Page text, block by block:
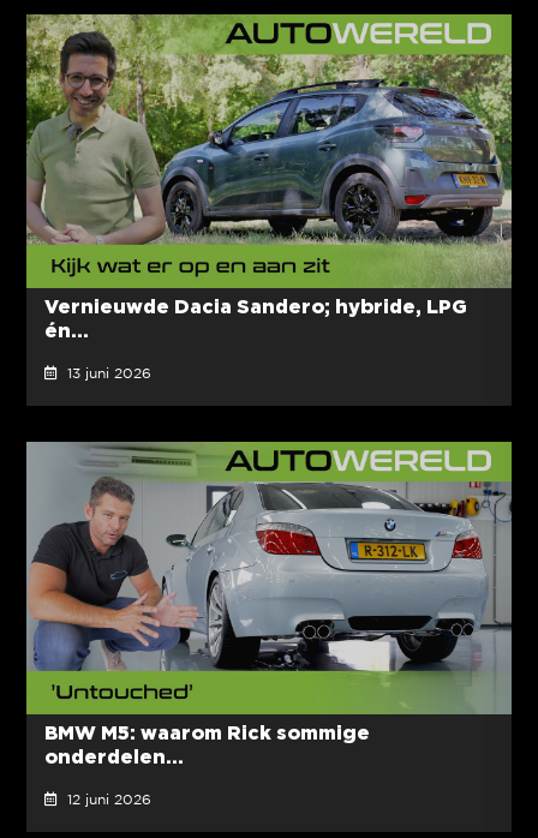
Vernieuwde Dacia Sandero; hybride, LPG
én...
13 juni 2026
BMW M5: waarom Rick sommige
onderdelen...
12 juni 2026